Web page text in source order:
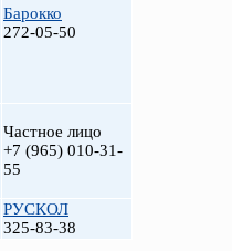
Барокко
272-05-50
Частное лицо
+7 (965) 010-31-
55
РУСКОЛ
325-83-38